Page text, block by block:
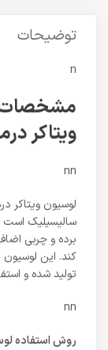
توضیحات
n
مشخصات
ویتاکر
nn
لوسیون ویتاکر
سالیسیلیک است
برده و چربی
تولید شده و
nn
روش استفاده